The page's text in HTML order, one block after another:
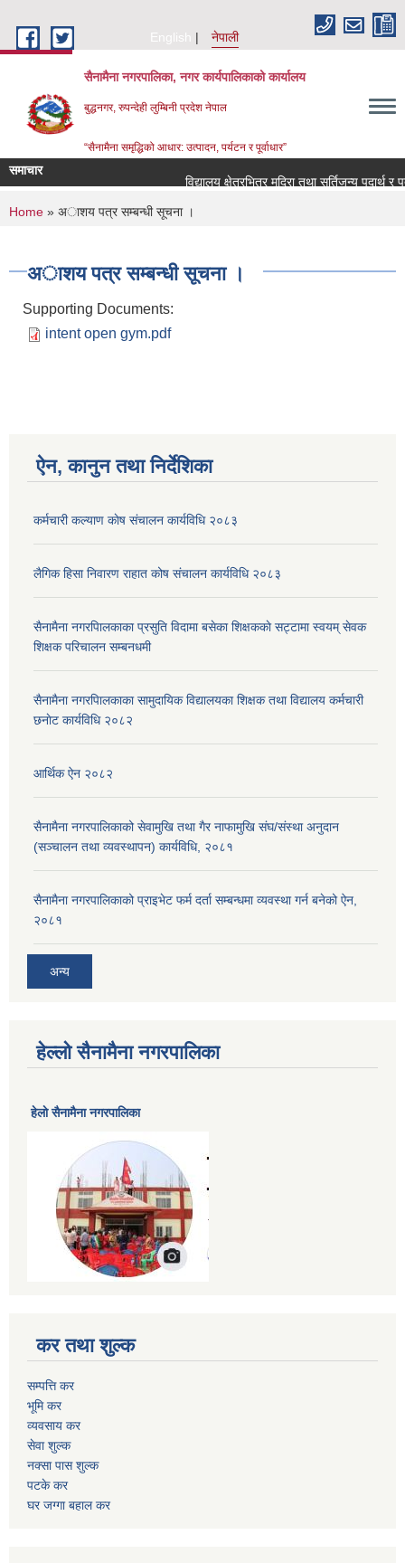
English
नेपाली
सैनामैना नगरपालिका, नगर कार्यपालिकाको कार्यालय
बुद्धनगर, रुपन्देही लुम्बिनी प्रदेश नेपाल
“सैनामैना समृद्धिको आधार: उत्पादन, पर्यटन र पूर्वाधार”
समाचार
विद्यालय क्षेत्रभित्र मदिरा तथा सुर्तिजन्य पदार्थ र
You are here
Home » अाशय पत्र सम्बन्धी सूचना ।
अाशय पत्र सम्बन्धी सूचना ।
Supporting Documents:
intent open gym.pdf
ऐन, कानुन तथा निर्देशिका
कर्मचारी कल्याण काेष संचालन कार्यविधि २०८३
लैगिक हिसा निवारण राहात कोष संचालन कार्यविधि २०८३
सैनामैना नगरपािलकाका प्रसुति विदामा बसेका शिक्षककाे सट्टामा स्वयम् सेवक
शिक्षक परिचालन सम्बनधमी
सैनामैना नगरपािलकाका सामुदायिक विद्यालयका शिक्षक तथा विद्यालय कर्मचारी
छनाेट कार्यविधि २०८२
आर्थिक ऐन २०८२
सैनामैना नगरपालिकाको सेवामुखि तथा गैर नाफामुखि संघ/संस्था अनुदान
(सञ्चालन तथा व्यवस्थापन) कार्यविधि, २०८१
सैनामैना नगरपालिकाको प्राइभेट फर्म दर्ता सम्बन्धमा व्यवस्था गर्न बनेको ऐन,
२०८१
अन्य
हेल्लो सैनामैना नगरपालिका
हेलाे सैनामैना नगरपालिका
कर तथा शुल्क
सम्पत्ति कर
भूमि कर
व्यवसाय कर
सेवा शुल्क
नक्सा पास शुल्क
पटके कर
घर जग्गा बहाल कर